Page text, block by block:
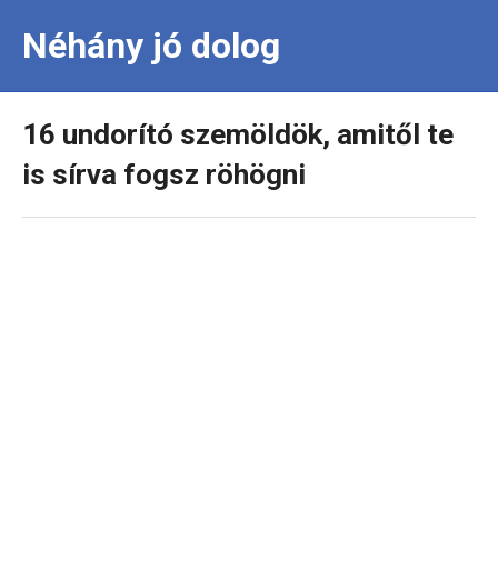
Néhány jó dolog
16 undorító szemöldök, amitől te
is sírva fogsz röhögni